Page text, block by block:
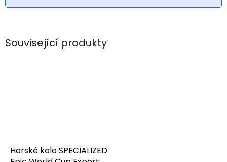
Související produkty
Horské kolo SPECIALIZED